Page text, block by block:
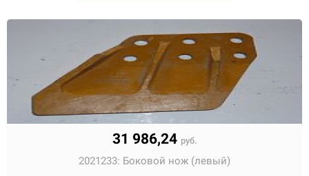
31 986,24 руб.
2021233: Боковой нож (левый)